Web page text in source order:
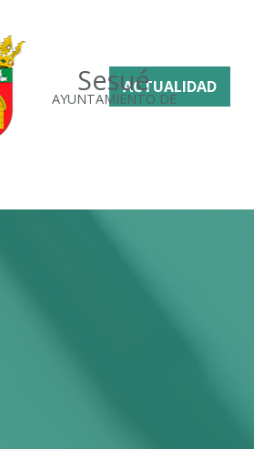
Sesué
AYUNTAMIENTO DE
ACTUALIDAD